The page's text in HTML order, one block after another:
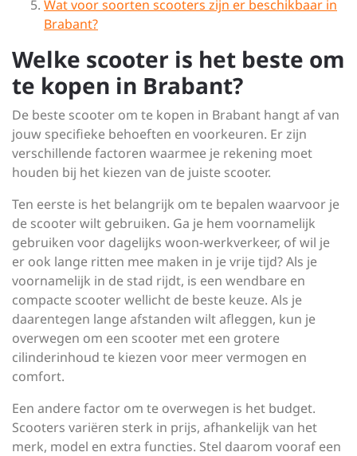
Wat voor soorten scooters zijn er beschikbaar in
Brabant?
Welke scooter is het beste om
te kopen in Brabant?
De beste scooter om te kopen in Brabant hangt af van
jouw specifieke behoeften en voorkeuren. Er zijn
verschillende factoren waarmee je rekening moet
houden bij het kiezen van de juiste scooter.
Ten eerste is het belangrijk om te bepalen waarvoor je
de scooter wilt gebruiken. Ga je hem voornamelijk
gebruiken voor dagelijks woon-werkverkeer, of wil je
er ook lange ritten mee maken in je vrije tijd? Als je
voornamelijk in de stad rijdt, is een wendbare en
compacte scooter wellicht de beste keuze. Als je
daarentegen lange afstanden wilt afleggen, kun je
overwegen om een scooter met een grotere
cilinderinhoud te kiezen voor meer vermogen en
comfort.
Een andere factor om te overwegen is het budget.
Scooters variëren sterk in prijs, afhankelijk van het
merk, model en extra functies. Stel daarom vooraf een